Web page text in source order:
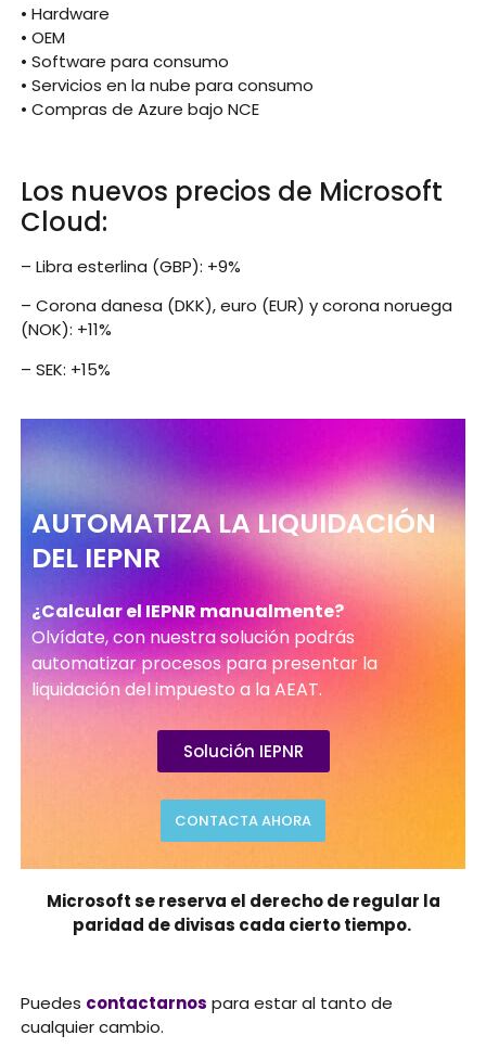
• Hardware
• OEM
• Software para consumo
• Servicios en la nube para consumo
• Compras de Azure bajo NCE
Los nuevos precios de Microsoft
Cloud:
– Libra esterlina (GBP): +9%
– Corona danesa (DKK), euro (EUR) y corona noruega
(NOK): +11%
– SEK: +15%
AUTOMATIZA LA LIQUIDACIÓN
DEL IEPNR
¿Calcular el IEPNR manualmente?
Olvídate, con nuestra solución podrás
automatizar procesos para presentar la
liquidación del impuesto a la AEAT.
Solución IEPNR
CONTACTA AHORA
Microsoft se reserva el derecho de regular la
paridad de divisas cada cierto tiempo.
Puedes contactarnos para estar al tanto de
cualquier cambio.